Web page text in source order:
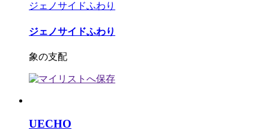
ジェノサイドふわり
ジェノサイドふわり
象の支配
UECHO